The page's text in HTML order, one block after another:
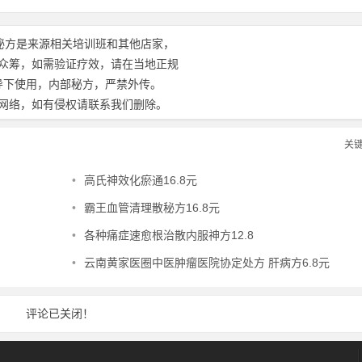
是来源相关培训班和其他店家，
筹，如需验证疗效，请在当地正规
使用，内部秘方，严禁外传。
络，如有侵权请联系我们删除。
关
• 高氏神效化瘀通16.8元
• 霸王血管清理散秘方16.8元
• 各种痛症速愈根治散内服神方12.8
• 云南黄家医圈中医肿瘤医院协定处方 肝病方6.8元
评论已关闭！